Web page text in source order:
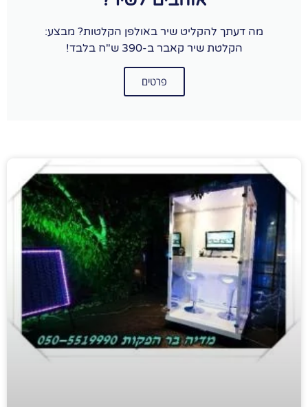
מה דעתך להקליט שיר באולפן הקלטות? מבצע:
הקלטת שיר קאבר ב-390 ש"ח בלבד!
פרטים